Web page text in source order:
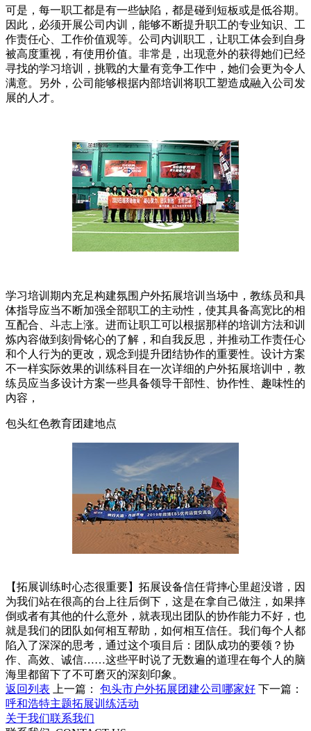
可是，每一职工都是有一些缺陷，都是碰到短板或是低谷期。
因此，必须开展公司内训，能够不断提升职工的专业知识、工
作责任心、工作价值观等。公司内训职工，让职工体会到自身
被高度重视，有使用价值。非常是，出现意外的获得她们已经
寻找的学习培训，挑戰的大量有竞争工作中，她们会更为令人
满意。另外，公司能够根据内部培训将职工塑造成融入公司发
展的人才。
学习培训期内充足构建氛围户外拓展培训当场中，教练员和具
体指导应当不断加强全部职工的主动性，使其具备高宽比的相
互配合、斗志上涨。进而让职工可以根据那样的培训方法和训
炼內容做到刻骨铭心的了解，和自我反思，并推动工作责任心
和个人行为的更改，观念到提升团结协作的重要性。设计方案
不一样实际效果的训练科目在一次详细的户外拓展培训中，教
练员应当多设计方案一些具备领导干部性、协作性、趣味性的
內容，
包头红色教育团建地点
【拓展训练时心态很重要】拓展设备信任背摔心里超没谱，因
为我们站在很高的台上往后倒下，这是在拿自己做注，如果摔
倒或者有其他的什么意外，就表现出团队的协作能力不好，也
就是我们的团队如何相互帮助，如何相互信任。我们每个人都
陷入了深深的思考，通过这个项目后：团队成功的要领？协
作、高效、诚信……这些平时说了无数遍的道理在每个人的脑
海里都留下了不可磨灭的深刻印象。
返回列表
上一篇： 包头市户外拓展团建公司哪家好 下一篇：
呼和浩特主题拓展训练活动
关于我们联系我们